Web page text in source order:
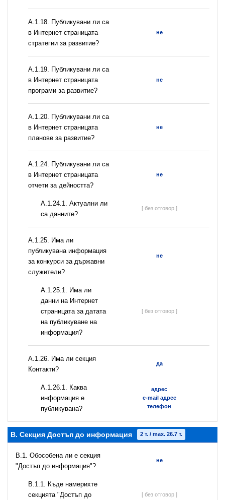
А.1.18. Публикувани ли са
в Интернет страницата
стратегии за развитие?
не
А.1.19. Публикувани ли са
в Интернет страницата
програми за развитие?
не
А.1.20. Публикувани ли са
в Интернет страницата
планове за развитие?
не
А.1.24. Публикувани ли са
в Интернет страницата
отчети за дейността?
не
A.1.24.1. Актуални ли
са данните?
[ без отговор ]
А.1.25. Има ли
публикувана информация
за конкурси за държавни
служители?
не
A.1.25.1. Има ли
данни на Интернет
страницата за датата
на публикуване на
информация?
[ без отговор ]
А.1.26. Има ли секция
Контакти?
да
А.1.26.1. Каква
информация е
публикувана?
адрес
e-mail адрес
телефон
B. Секция Достъп до информация 2 т. / max. 26.7 т.
В.1. Обособена ли е секция
"Достъп до информация"?
не
В.1.1. Къде намерихте
секцията "Достъп до
[ без отговор ]